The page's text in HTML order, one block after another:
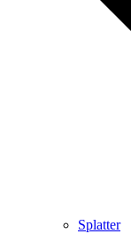
Splatter